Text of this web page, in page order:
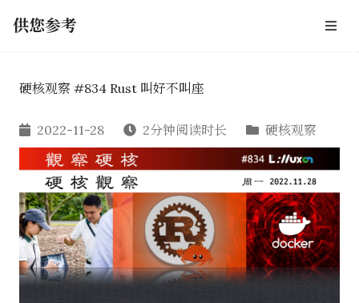
供您参考
硬核观察 #834 Rust 叫好不叫座
2022-11-28 2分钟阅读时长 硬核观察